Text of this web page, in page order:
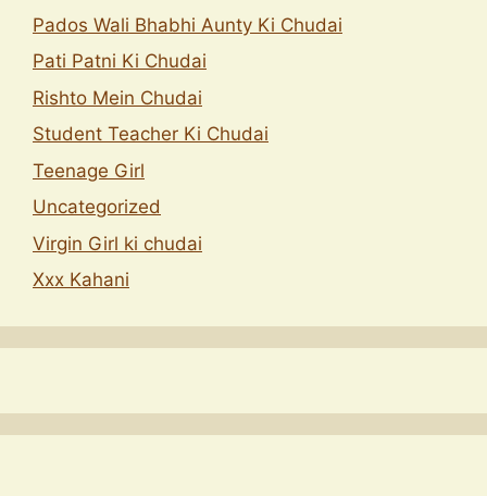
Pados Wali Bhabhi Aunty Ki Chudai
Pati Patni Ki Chudai
Rishto Mein Chudai
Student Teacher Ki Chudai
Teenage Girl
Uncategorized
Virgin Girl ki chudai
Xxx Kahani